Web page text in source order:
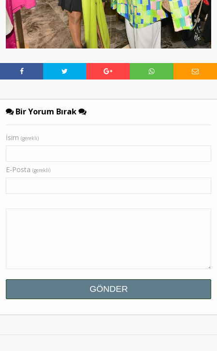
Bir Yorum Bırak
İsim (gerekli)
E-Posta (gerekli)